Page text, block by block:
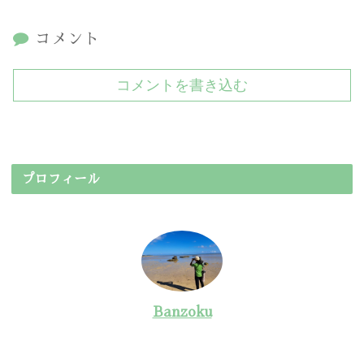
コメント
コメントを書き込む
プロフィール
Banzoku